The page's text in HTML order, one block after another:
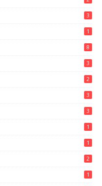
3
1
8
3
2
3
3
1
1
2
1